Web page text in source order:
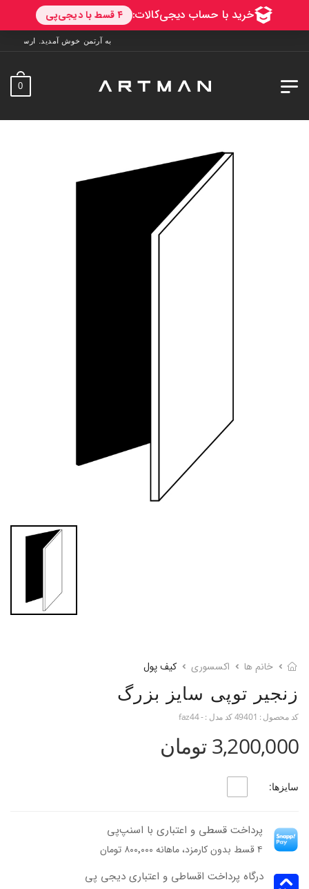
به آرتمن خوش آمدید. ارسال به سراسر ایران. 7 روز فرصت تست در منزل. 1
0
خانم ها اکسسوری کیف پول
زنجیر توپی سایز بزرگ
کد محصول : 49401کد مدل :- faz44
3,200,000 تومان
سایزها:
پرداخت قسطی و اعتباری با اسنپ‌پی
۴ قسط بدون کارمزد، ماهانه ۸۰۰٬۰۰۰ تومان
درگاه پرداخت اقساطی و اعتباری دیجی پی